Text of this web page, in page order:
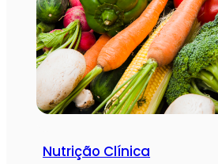
Nutrição Clínica